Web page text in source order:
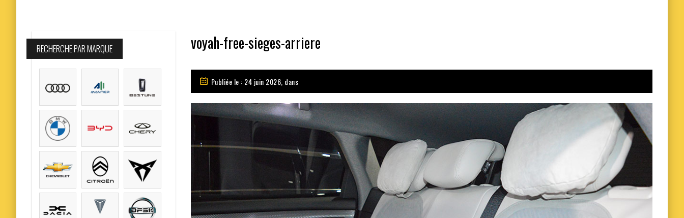
voyah-free-sieges-arriere
Publiée le : 24 juin 2026, dans
RECHERCHE PAR MARQUE